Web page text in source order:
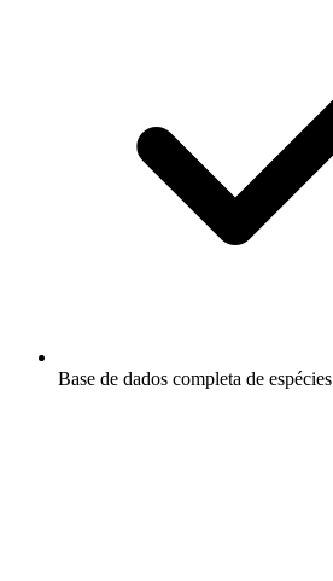
Base de dados completa de espécies